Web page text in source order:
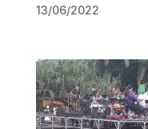
13/06/2022